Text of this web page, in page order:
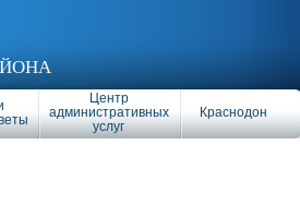
Центр
административных
услуг
Краснодон